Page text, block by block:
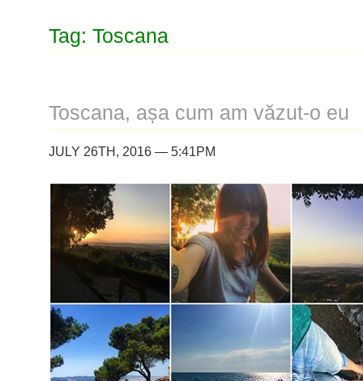
Tag: Toscana
Toscana, așa cum am văzut-o eu
JULY 26TH, 2016 — 5:41PM